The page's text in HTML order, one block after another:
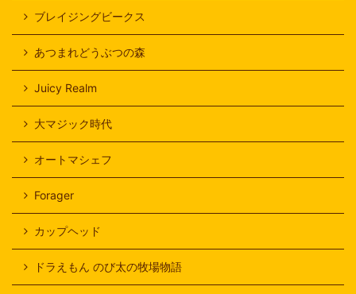
ブレイジングビークス
あつまれどうぶつの森
Juicy Realm
大マジック時代
オートマシェフ
Forager
カップヘッド
ドラえもん のび太の牧場物語